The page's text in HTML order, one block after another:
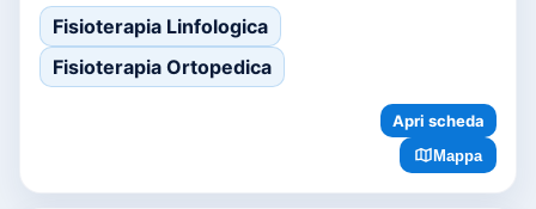
Fisioterapia Linfologica
Fisioterapia Ortopedica
Apri scheda
Mappa